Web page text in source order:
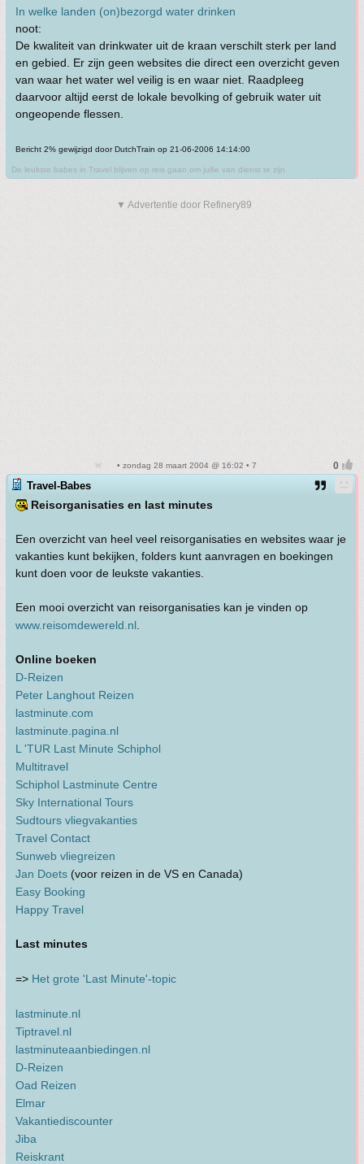
In welke landen (on)bezorgd water drinken
noot:
De kwaliteit van drinkwater uit de kraan verschilt sterk per land
en gebied. Er zijn geen websites die direct een overzicht geven
van waar het water wel veilig is en waar niet. Raadpleeg
daarvoor altijd eerst de lokale bevolking of gebruik water uit
ongeopende flessen.
Bericht 2% gewijzigd door DutchTrain op 21-06-2006 14:14:00
De leukste babes in Travel blijven op reis gaan om jullie van dienst te zijn
▼ Advertentie door Refinery89
• zondag 28 maart 2004 @ 16:02 • 7
Travel-Babes
Reisorganisaties en last minutes
Een overzicht van heel veel reisorganisaties en websites waar je
vakanties kunt bekijken, folders kunt aanvragen en boekingen
kunt doen voor de leukste vakanties.
Een mooi overzicht van reisorganisaties kan je vinden op
www.reisomdewereld.nl
Online boeken
D-Reizen
Peter Langhout Reizen
lastminute.com
lastminute.pagina.nl
L 'TUR Last Minute Schiphol
Multitravel
Schiphol Lastminute Centre
Sky International Tours
Sudtours vliegvakanties
Travel Contact
Sunweb vliegreizen
Jan Doets (voor reizen in de VS en Canada)
Easy Booking
Happy Travel
Last minutes
=> Het grote 'Last Minute'-topic
lastminute.nl
Tiptravel.nl
lastminuteaanbiedingen.nl
D-Reizen
Oad Reizen
Elmar
Vakantiediscounter
Jiba
Reiskrant